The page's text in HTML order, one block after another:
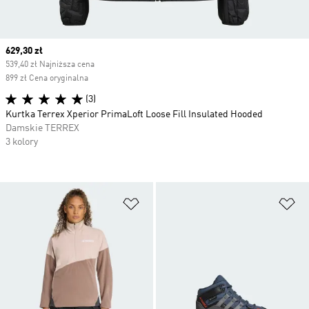
Current price
629,30 zł
539,40 zł Najniższa cena
899 zł Cena oryginalna
(3)
Kurtka Terrex Xperior PrimaLoft Loose Fill Insulated Hooded
Damskie TERREX
3 kolory